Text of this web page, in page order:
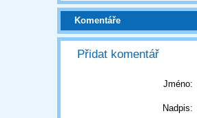
Komentáře
Přidat komentář
Jméno:
Nadpis: